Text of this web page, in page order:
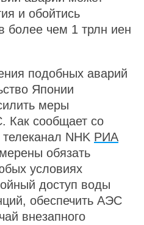
и обойтись
более чем 1 трлн иен
подобных аварий
Японии
меры
Как сообщает со
NHK РИА
обязать
условиях
доступ воды
обеспечить АЭС
внезапного